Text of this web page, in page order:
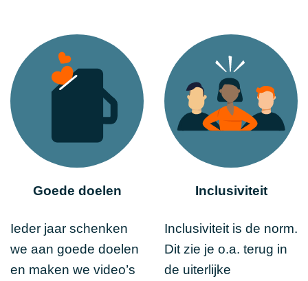
Goede doelen
Ieder jaar schenken
we aan goede doelen
en maken we video’s
Inclusiviteit
Inclusiviteit is de norm.
Dit zie je o.a. terug in
de uiterlijke